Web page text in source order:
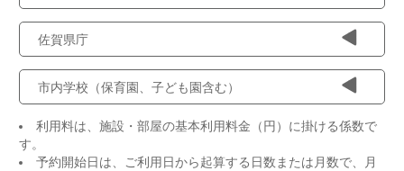
佐賀県庁
市内学校（保育園、子ども園含む）
利用料は、施設・部屋の基本利用料金（円）に掛ける係数で
す。
予約開始日は、ご利用日から起算する日数または月数で、月